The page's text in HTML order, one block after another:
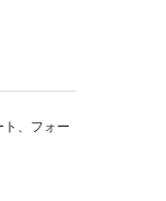
ト、フォー